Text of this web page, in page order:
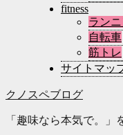
fitness
ラン
自転車
筋トレ
サイトマッ
クノスペブログ
「趣味なら本気で。」